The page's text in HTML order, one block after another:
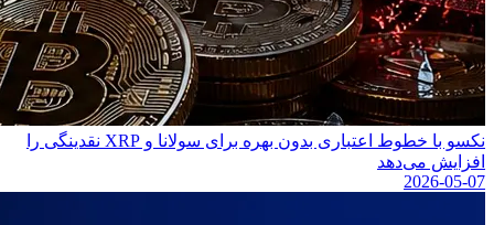
نکسو با خطوط اعتباری بدون بهره برای سولانا و XRP نقدینگی را
افزایش می‌دهد
2026-05-07